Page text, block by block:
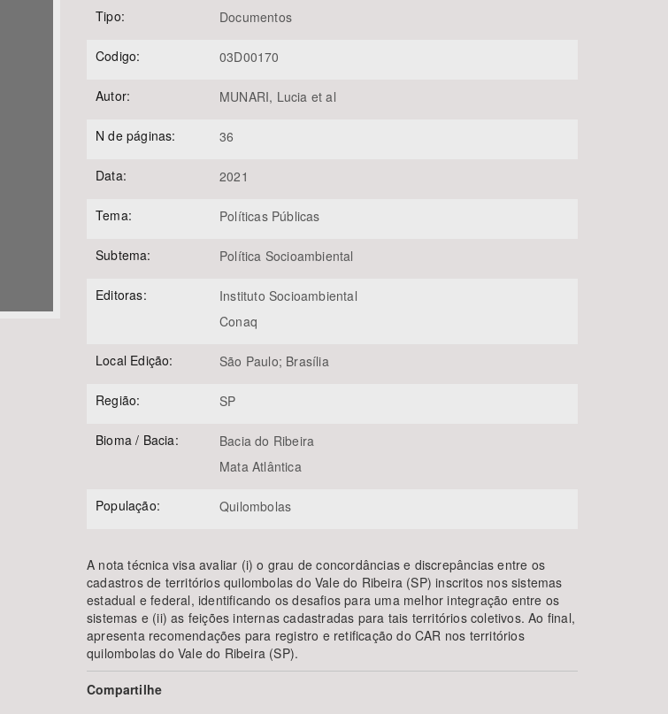
Tipo: Documentos
Codigo: 03D00170
Autor: MUNARI, Lucia et al
N de páginas: 36
Data: 2021
Tema: Políticas Públicas
Subtema: Política Socioambiental
Editoras:
Instituto Socioambiental
Conaq
Local Edição: São Paulo; Brasília
Região: SP
Bioma / Bacia:
Bacia do Ribeira
Mata Atlântica
População: Quilombolas
A nota técnica visa avaliar (i) o grau de concordâncias e discrepâncias entre os
cadastros de territórios quilombolas do Vale do Ribeira (SP) inscritos nos sistemas
estadual e federal, identificando os desafios para uma melhor integração entre os
sistemas e (ii) as feições internas cadastradas para tais territórios coletivos. Ao final,
apresenta recomendações para registro e retificação do CAR nos territórios
quilombolas do Vale do Ribeira (SP).
Compartilhe